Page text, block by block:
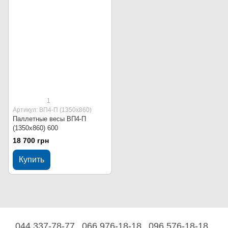
1
Артикул: ВП4-П (1350х860)
Паллетные весы ВП4-П
(1350х860) 600
18 700 грн
Купить
044 337-78-77 066 976-18-18 096 576-18-18